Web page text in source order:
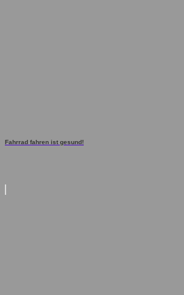
Fahrrad fahren ist gesund!